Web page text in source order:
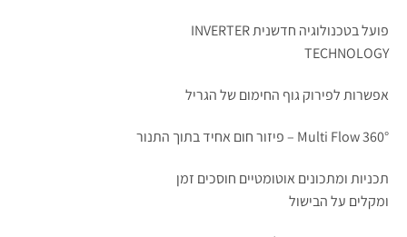
פועל בטכנולוגיה חדשנית INVERTER
TECHNOLOGY
אפשרות לפירוק גוף החימום של הגריל
Multi Flow 360° – פיזור חום אחיד בתוך התנור
תכניות ומתכונים אוטומטיים חוסכים זמן
ומקלים על הבישול